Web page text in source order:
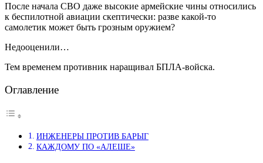
После начала СВО даже высокие армейские чины относились
к беспилотной авиации скептически: разве какой-то
самолетик может быть грозным оружием?
Недооценили…
Тем временем противник наращивал БПЛА-войска.
Оглавление
ИНЖЕНЕРЫ ПРОТИВ БАРЫГ
КАЖДОМУ ПО «АЛЕШЕ»